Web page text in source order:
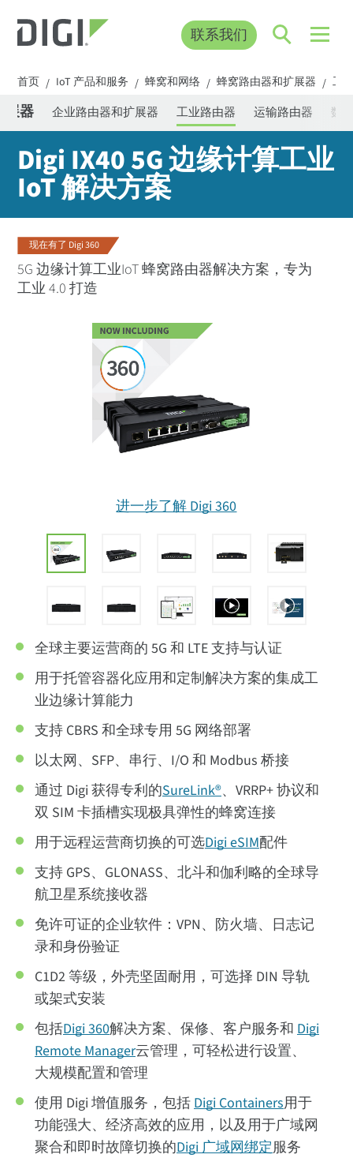
联系我们
首页 / IoT 产品和服务 / 蜂窝和网络 / 蜂窝路由器和扩展器 / 工
展器 企业路由器和扩展器 工业路由器 运输路由器 数
Digi IX40 5G 边缘计算工业
IoT 解决方案
现在有了 Digi 360
5G 边缘计算工业IoT 蜂窝路由器解决方案，专为
工业 4.0 打造
进一步了解 Digi 360
全球主要运营商的 5G 和 LTE 支持与认证
用于托管容器化应用和定制解决方案的集成工
业边缘计算能力
支持 CBRS 和全球专用 5G 网络部署
以太网、SFP、串行、I/O 和 Modbus 桥接
通过 Digi 获得专利的SureLink®、VRRP+ 协议和
双 SIM 卡插槽实现极具弹性的蜂窝连接
用于远程运营商切换的可选Digi eSIM配件
支持 GPS、GLONASS、北斗和伽利略的全球导
航卫星系统接收器
免许可证的企业软件：VPN、防火墙、日志记
录和身份验证
C1D2 等级，外壳坚固耐用，可选择 DIN 导轨
或架式安装
包括Digi 360解决方案、保修、客户服务和 Digi
Remote Manager云管理，可轻松进行设置、
大规模配置和管理
使用 Digi 增值服务，包括Digi Containers用于
功能强大、经济高效的应用，以及用于广域网
聚合和即时故障切换的Digi 广域网绑定服务